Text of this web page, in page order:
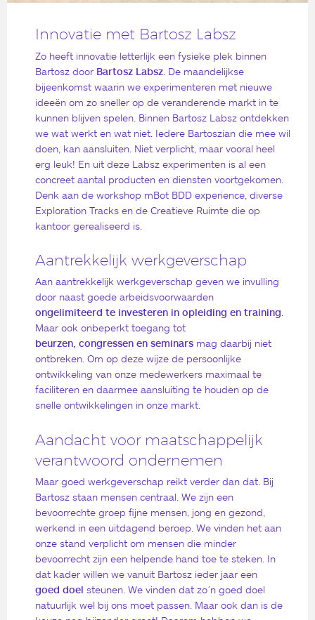
Innovatie met Bartosz Labsz
Zo heeft innovatie letterlijk een fysieke plek binnen
Bartosz door Bartosz Labsz . De maandelijkse
bijeenkomst waarin we experimenteren met nieuwe
ideeën om zo sneller op de veranderende markt in te
kunnen blijven spelen. Binnen Bartosz Labsz ontdekken
we wat werkt en wat niet. Iedere Bartoszian die mee wil
doen, kan aansluiten. Niet verplicht, maar vooral heel
erg leuk! En uit deze Labsz experimenten is al een
concreet aantal producten en diensten voortgekomen.
Denk aan de workshop mBot BDD experience, diverse
Exploration Tracks en de Creatieve Ruimte die op
kantoor gerealiseerd is.
Aantrekkelijk werkgeverschap
Aan aantrekkelijk werkgeverschap geven we invulling
door naast goede arbeidsvoorwaarden
ongelimiteerd te investeren in opleiding en training
Maar ook onbeperkt toegang tot
beurzen, congressen en seminars mag daarbij niet
ontbreken. Om op deze wijze de persoonlijke
ontwikkeling van onze medewerkers maximaal te
faciliteren en daarmee aansluiting te houden op de
snelle ontwikkelingen in onze markt.
Aandacht voor maatschappelijk
verantwoord ondernemen
Maar goed werkgeverschap reikt verder dan dat. Bij
Bartosz staan mensen centraal. We zijn een
bevoorrechte groep fijne mensen, jong en gezond,
werkend in een uitdagend beroep. We vinden het aan
onze stand verplicht om mensen die minder
bevoorrecht zijn een helpende hand toe te steken. In
dat kader willen we vanuit Bartosz ieder jaar een
goed doel steunen. We vinden dat zo´n goed doel
natuurlijk wel bij ons moet passen. Maar ook dan is de